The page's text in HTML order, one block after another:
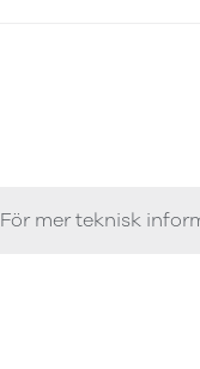
För mer teknisk